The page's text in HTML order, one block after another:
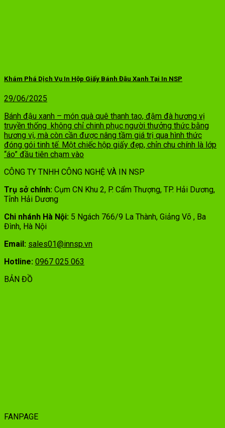
Khám Phá Dịch Vụ In Hộp Giấy Bánh Đậu Xanh Tại In NSP
29/06/2025
Bánh đậu xanh – món quà quê thanh tao, đậm đà hương vị
truyền thống không chỉ chinh phục người thưởng thức bằng
hương vị, mà còn cần được nâng tầm giá trị qua hình thức
đóng gói tinh tế. Một chiếc hộp giấy đẹp, chỉn chu chính là lớp
“áo” đầu tiên chạm vào
CÔNG TY TNHH CÔNG NGHỆ VÀ IN NSP
Trụ sở chính: Cụm CN Khu 2, P. Cẩm Thượng, TP. Hải Dương,
Tỉnh Hải Dương
Chi nhánh Hà Nội: 5 Ngách 766/9 La Thành, Giảng Võ , Ba
Đình, Hà Nội
Email: sales01@innsp.vn
Hotline: 0967 025 063
BẢN ĐỒ
FANPAGE